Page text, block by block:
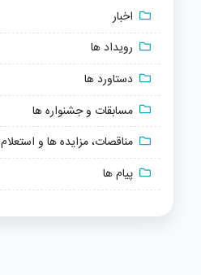
اخبار
رویداد ها
دستاورد ها
مسابقات و جشنواره ها
مناقصات، مزایده ها و استعلام
پیام ها